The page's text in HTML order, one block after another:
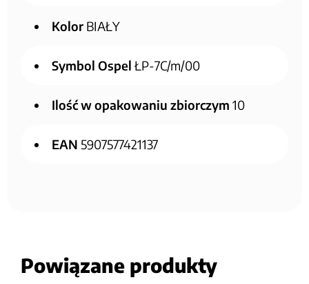
Kolor BIAŁY
Symbol Ospel ŁP-7C/m/00
Ilość w opakowaniu zbiorczym 10
EAN 5907577421137
Powiązane produkty